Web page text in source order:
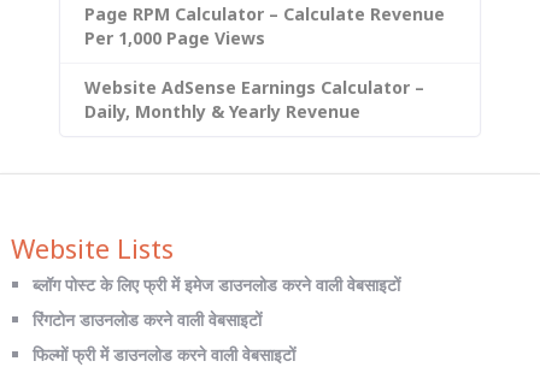
Page RPM Calculator – Calculate Revenue
Per 1,000 Page Views
Website AdSense Earnings Calculator –
Daily, Monthly & Yearly Revenue
Website Lists
ब्लॉग पोस्ट के लिए फ्री में इमेज डाउनलोड करने वाली वेबसाइटों
रिंगटोन डाउनलोड करने वाली वेबसाइटों
फिल्मों फ्री में डाउनलोड करने वाली वेबसाइटों